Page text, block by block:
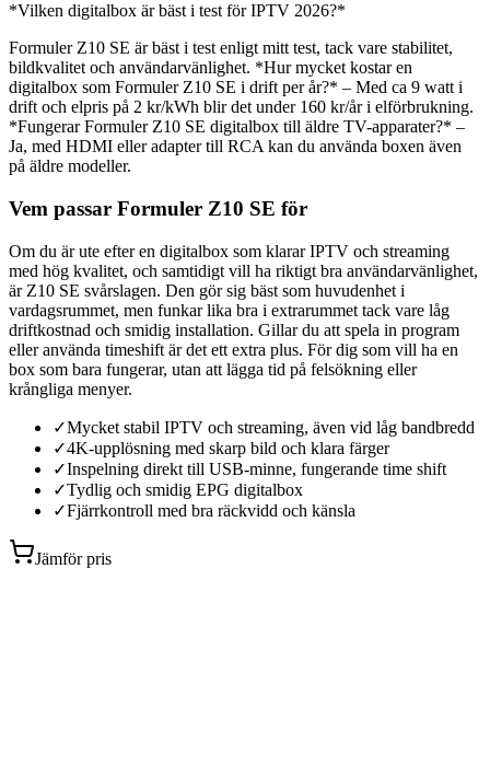
*Vilken digitalbox är bäst i test för IPTV 2026?*
Formuler Z10 SE är bäst i test enligt mitt test, tack vare stabilitet,
bildkvalitet och användarvänlighet. *Hur mycket kostar en
digitalbox som Formuler Z10 SE i drift per år?* – Med ca 9 watt i
drift och elpris på 2 kr/kWh blir det under 160 kr/år i elförbrukning.
*Fungerar Formuler Z10 SE digitalbox till äldre TV-apparater?* –
Ja, med HDMI eller adapter till RCA kan du använda boxen även
på äldre modeller.
Vem passar Formuler Z10 SE för
Om du är ute efter en digitalbox som klarar IPTV och streaming
med hög kvalitet, och samtidigt vill ha riktigt bra användarvänlighet,
är Z10 SE svårslagen. Den gör sig bäst som huvudenhet i
vardagsrummet, men funkar lika bra i extrarummet tack vare låg
driftkostnad och smidig installation. Gillar du att spela in program
eller använda timeshift är det ett extra plus. För dig som vill ha en
box som bara fungerar, utan att lägga tid på felsökning eller
krångliga menyer.
✓Mycket stabil IPTV och streaming, även vid låg bandbredd
✓4K-upplösning med skarp bild och klara färger
✓Inspelning direkt till USB-minne, fungerande time shift
✓Tydlig och smidig EPG digitalbox
✓Fjärrkontroll med bra räckvidd och känsla
Jämför pris